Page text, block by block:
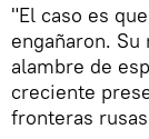
"El caso es
engañaron.
alambre de
creciente
fronteras